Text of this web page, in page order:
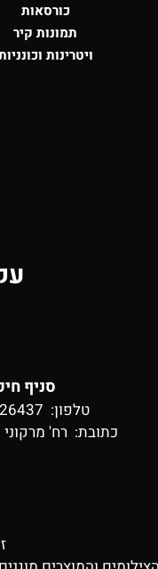
כורסאות
תמונות קיר
ויטרינות
סניף
טלפון: 054-5326437
כתובת: רח' מרקוני 22 צ'ק פוסט